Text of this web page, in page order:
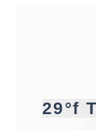
29°f